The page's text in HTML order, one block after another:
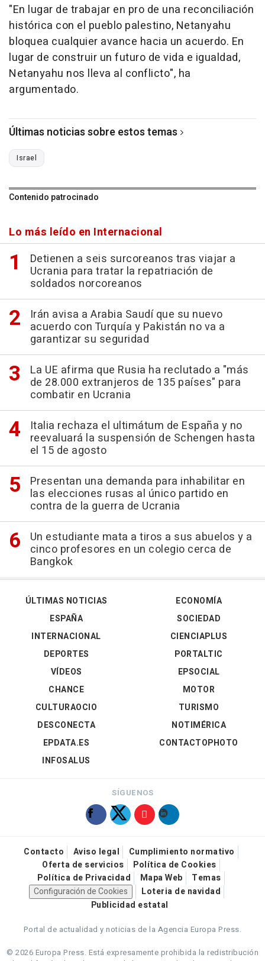
"En lugar de trabajar en pro de una reconciliación
histórica con el pueblo palestino, Netanyahu
bloquea cualquier avance hacia un acuerdo. En
lugar de construir un futuro de vida e igualdad,
Netanyahu nos lleva al conflicto", ha
argumentado.
Últimas noticias sobre estos temas
Israel
Contenido patrocinado
Lo más leído en Internacional
Detienen a seis surcoreanos tras viajar a
Ucrania para tratar la repatriación de
soldados norcoreanos
Irán avisa a Arabia Saudí que su nuevo
acuerdo con Turquía y Pakistán no va a
garantizar su seguridad
La UE afirma que Rusia ha reclutado a "más
de 28.000 extranjeros de 135 países" para
combatir en Ucrania
Italia rechaza el ultimátum de España y no
reevaluará la suspensión de Schengen hasta
el 15 de agosto
Presentan una demanda para inhabilitar en
las elecciones rusas al único partido en
contra de la guerra de Ucrania
Un estudiante mata a tiros a sus abuelos y a
cinco profesores en un colegio cerca de
Bangkok
ÚLTIMAS NOTICIAS
ESPAÑA
INTERNACIONAL
DEPORTES
VÍDEOS
ECONOMÍA
SOCIEDAD
CIENCIAPLUS
PORTALTIC
EPSOCIAL
CHANCE
CULTURAOCIO
DESCONECTA
EPDATA.ES
INFOSALUS
MOTOR
TURISMO
NOTIMÉRICA
CONTACTOPHOTO
SÍGUENOS
Contacto Aviso legal
Cumplimiento normativo
Oferta de servicios
Política de Cookies
Política de Privacidad
Mapa Web
Temas
Configuración de Cookies
Loteria de navidad
Publicidad estatal
Portal de actualidad y noticias de la Agencia Europa Press.
© 2026 Europa Press. Está expresamente prohibida la redistribución